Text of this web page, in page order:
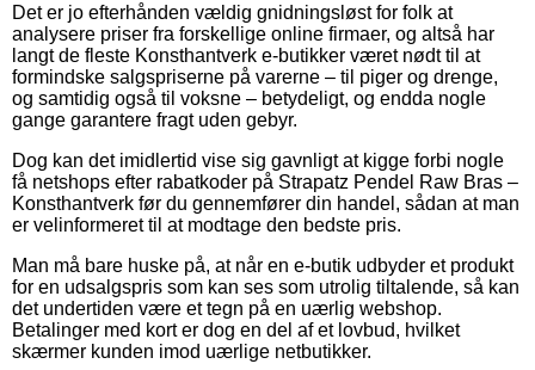
Det er jo efterhånden vældig gnidningsløst for folk at
analysere priser fra forskellige online firmaer, og altså har
langt de fleste Konsthantverk e-butikker været nødt til at
formindske salgspriserne på varerne – til piger og drenge,
og samtidig også til voksne – betydeligt, og endda nogle
gange garantere fragt uden gebyr.
Dog kan det imidlertid vise sig gavnligt at kigge forbi nogle
få netshops efter rabatkoder på Strapatz Pendel Raw Bras –
Konsthantverk før du gennemfører din handel, sådan at man
er velinformeret til at modtage den bedste pris.
Man må bare huske på, at når en e-butik udbyder et produkt
for en udsalgspris som kan ses som utrolig tiltalende, så kan
det undertiden være et tegn på en uærlig webshop.
Betalinger med kort er dog en del af et lovbud, hvilket
skærmer kunden imod uærlige netbutikker.